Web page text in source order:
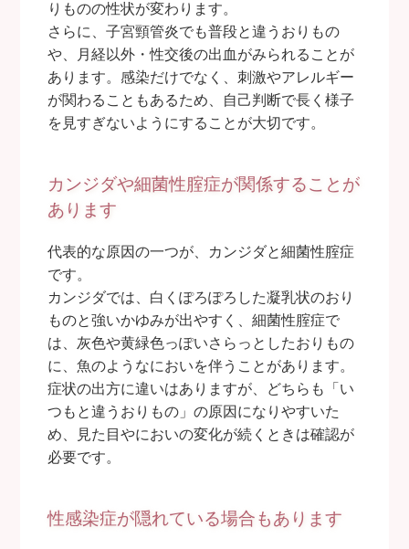
りものの性状が変わります。
さらに、子宮頸管炎でも普段と違うおりもの
や、月経以外・性交後の出血がみられることが
あります。感染だけでなく、刺激やアレルギー
が関わることもあるため、自己判断で長く様子
を見すぎないようにすることが大切です。
カンジダや細菌性腟症が関係することが
あります
代表的な原因の一つが、カンジダと細菌性腟症
です。
カンジダでは、白くぽろぽろした凝乳状のおり
ものと強いかゆみが出やすく、細菌性腟症で
は、灰色や黄緑色っぽいさらっとしたおりもの
に、魚のようなにおいを伴うことがあります。
症状の出方に違いはありますが、どちらも「い
つもと違うおりもの」の原因になりやすいた
め、見た目やにおいの変化が続くときは確認が
必要です。
性感染症が隠れている場合もあります